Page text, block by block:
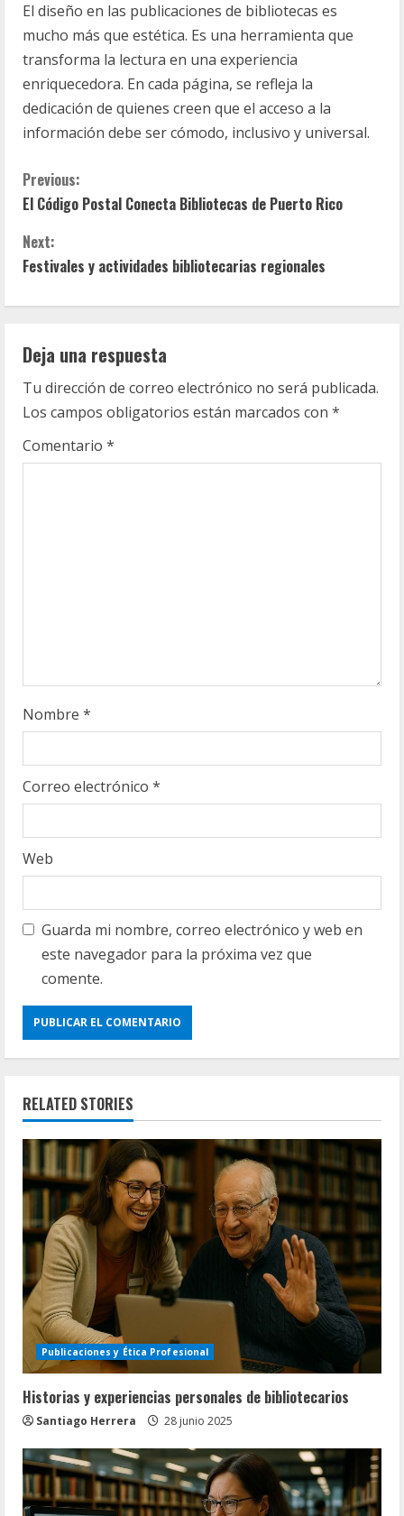
El diseño en las publicaciones de bibliotecas es
mucho más que estética. Es una herramienta que
transforma la lectura en una experiencia
enriquecedora. En cada página, se refleja la
dedicación de quienes creen que el acceso a la
información debe ser cómodo, inclusivo y universal.
C
o
n
t
i
n
u
e
n
g
Previous:
El Código Postal Conecta Bibliotecas de Puerto Rico
Next:
Festivales y actividades bibliotecarias regionales
Deja una respuesta
Tu dirección de correo electrónico no será publicada.
Los campos obligatorios están marcados con *
Comentario *
Nombre *
Correo electrónico *
Web
Guarda mi nombre, correo electrónico y web en
este navegador para la próxima vez que
comente.
RELATED STORIES
Publicaciones y Ética Profesional
Historias y experiencias personales de bibliotecarios
Santiago Herrera 28 junio 2025